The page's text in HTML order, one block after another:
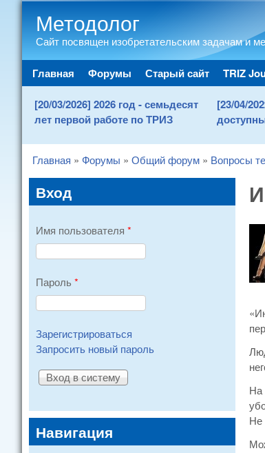
Методолог
Сайт посвящен изобретательским задачам и
Main menu
Главная Форумы Старый сайт TRIZ
[20/03/2026] 2026 год - семьдесят
лет первой работе по ТРИЗ
[23/04/
You are here
Главная » Форумы » Общий форум » Вопросы
На
Не
Вход
Имя пользователя *
Пароль *
Зарегистрироваться
Запросить новый пароль
Навигация